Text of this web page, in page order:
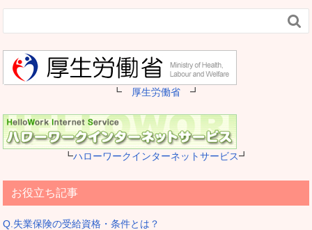

┗ 厚生労働省 ┛
┗ハローワークインターネットサービス┛
お役立ち記事
Q.失業保険の受給資格・条件とは？